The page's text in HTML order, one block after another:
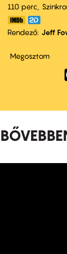
110 perc,
Rendező Jeff
Megosztom